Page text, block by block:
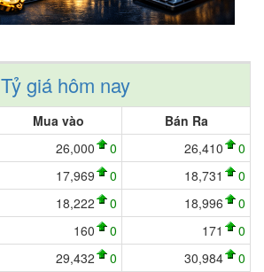
Tỷ giá hôm nay
Mua vào Bán Ra
26,000 0 26,410 0
17,969 0 18,731 0
18,222 0 18,996 0
160 0 171 0
29,432 0 30,984 0